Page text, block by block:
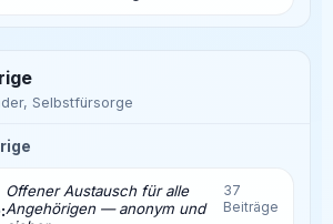
Selbstfürsorge
Offener Austausch für alle
Angehörigen — anonym und
37
Beiträge